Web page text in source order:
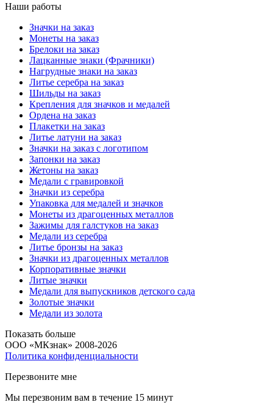
Наши работы
Значки на заказ
Монеты на заказ
Брелоки на заказ
Лацканные знаки (Фрачники)
Нагрудные знаки на заказ
Литье серебра на заказ
Шильды на заказ
Крепления для значков и медалей
Ордена на заказ
Плакетки на заказ
Литье латуни на заказ
Значки на заказ с логотипом
Запонки на заказ
Жетоны на заказ
Медали с гравировкой
Значки из серебра
Упаковка для медалей и значков
Монеты из драгоценных металлов
Зажимы для галстуков на заказ
Медали из серебра
Литье бронзы на заказ
Значки из драгоценных металлов
Корпоративные значки
Литые значки
Медали для выпускников детского сада
Золотые значки
Медали из золота
Показать больше
ООО «МКзнак» 2008-2026
Политика конфиденциальности
Перезвоните мне
Мы перезвоним вам в течение 15 минут